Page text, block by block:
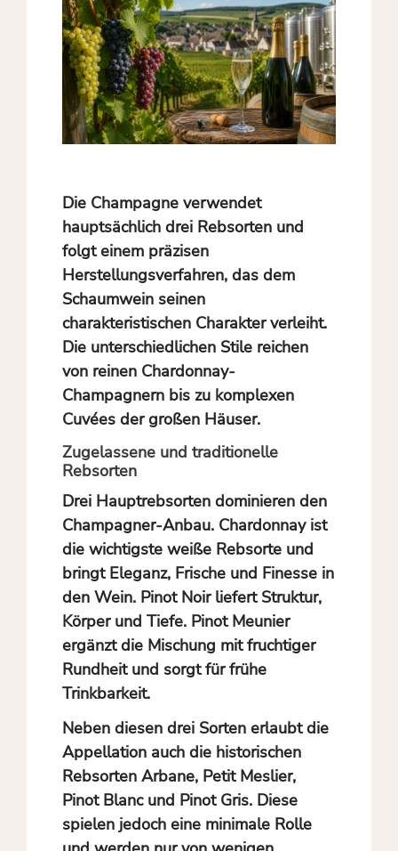
Die Champagne verwendet
hauptsächlich drei Rebsorten und
folgt einem präzisen
Herstellungsverfahren, das dem
Schaumwein seinen
charakteristischen Charakter verleiht.
Die unterschiedlichen Stile reichen
von reinen Chardonnay-
Champagnern bis zu komplexen
Cuvées der großen Häuser.
Zugelassene und traditionelle
Rebsorten
Drei Hauptrebsorten dominieren den
Champagner-Anbau. Chardonnayist
die wichtigste weiße Rebsorte und
bringt Eleganz, Frische und Finesse in
den Wein. Pinot Noirliefert Struktur,
Körper und Tiefe. Pinot Meunier
ergänzt die Mischung mit fruchtiger
Rundheit und sorgt für frühe
Trinkbarkeit.
Neben diesen drei Sorten erlaubt die
Appellation auch die historischen
Rebsorten Arbane, Petit Meslier,
Pinot Blanc und Pinot Gris. Diese
spielen jedoch eine minimale Rolle